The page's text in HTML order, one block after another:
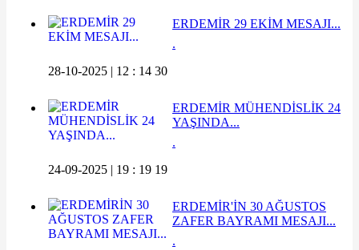
ERDEMİR 29 EKİM MESAJI...
.
28-10-2025 | 12 : 14 30
ERDEMİR MÜHENDİSLİK 24
YAŞINDA...
.
24-09-2025 | 19 : 19 19
ERDEMİR'İN 30 AĞUSTOS
ZAFER BAYRAMI MESAJI...
.